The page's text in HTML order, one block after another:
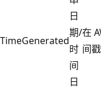
TimeGenerated
日
期/
时
间
在
间戳
日